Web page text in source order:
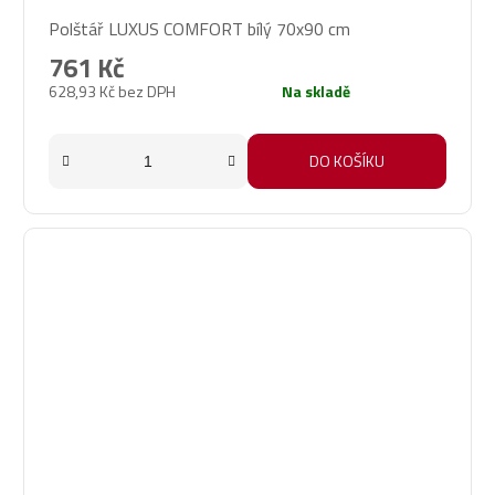
hodnocení
produktu
je
Polštář LUXUS COMFORT bílý 70x90 cm
628,93 Kč bez DPH
761 Kč
Na skladě
DO KOŠÍKU